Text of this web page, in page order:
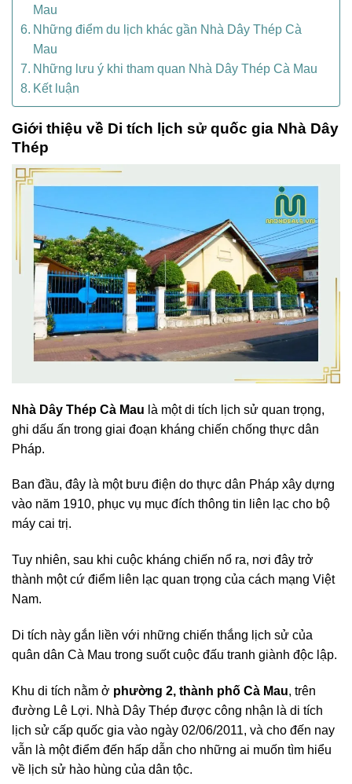
Mau
Những điểm du lịch khác gần Nhà Dây Thép Cà
Mau
Những lưu ý khi tham quan Nhà Dây Thép Cà Mau
Kết luận
Giới thiệu về Di tích lịch sử quốc gia Nhà Dây
Thép
Nhà Dây Thép Cà Mau là một di tích lịch sử quan trọng,
ghi dấu ấn trong giai đoạn kháng chiến chống thực dân
Pháp.
Ban đầu, đây là một bưu điện do thực dân Pháp xây dựng
vào năm 1910, phục vụ mục đích thông tin liên lạc cho bộ
máy cai trị.
Tuy nhiên, sau khi cuộc kháng chiến nổ ra, nơi đây trở
thành một cứ điểm liên lạc quan trọng của cách mạng Việt
Nam.
Di tích này gắn liền với những chiến thắng lịch sử của
quân dân Cà Mau trong suốt cuộc đấu tranh giành độc lập.
Khu di tích nằm ở phường 2, thành phố Cà Mau, trên
đường Lê Lợi. Nhà Dây Thép được công nhận là di tích
lịch sử cấp quốc gia vào ngày 02/06/2011, và cho đến nay
vẫn là một điểm đến hấp dẫn cho những ai muốn tìm hiểu
về lịch sử hào hùng của dân tộc.